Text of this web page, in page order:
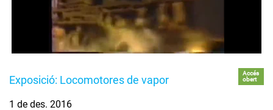
Exposició: Locomotores de vapor
Accés
obert
1 de des. 2016